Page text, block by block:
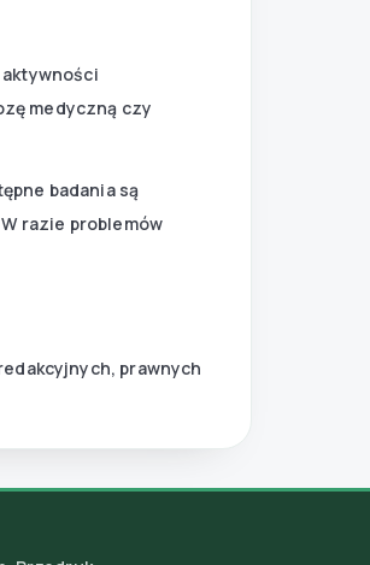
aktywności
medyczną czy
badania są
razie problemów
prawnych